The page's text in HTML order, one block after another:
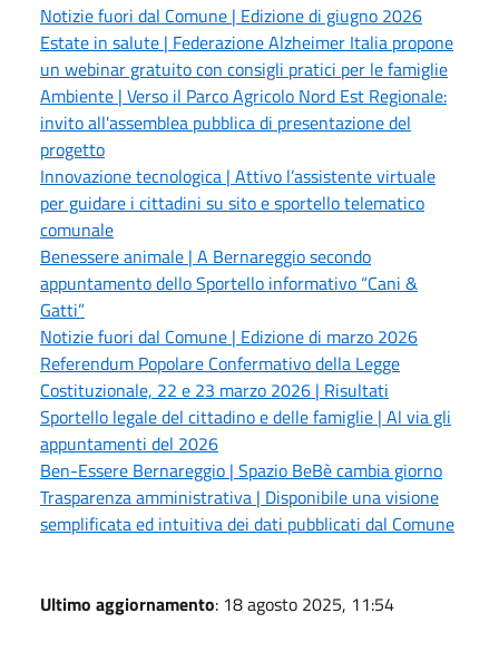
Notizie fuori dal Comune | Edizione di giugno 2026
Estate in salute | Federazione Alzheimer Italia propone
un webinar gratuito con consigli pratici per le famiglie
Ambiente | Verso il Parco Agricolo Nord Est Regionale:
invito all'assemblea pubblica di presentazione del
progetto
Innovazione tecnologica | Attivo l’assistente virtuale
per guidare i cittadini su sito e sportello telematico
comunale
Benessere animale | A Bernareggio secondo
appuntamento dello Sportello informativo “Cani &
Gatti”
Notizie fuori dal Comune | Edizione di marzo 2026
Referendum Popolare Confermativo della Legge
Costituzionale, 22 e 23 marzo 2026 | Risultati
Sportello legale del cittadino e delle famiglie | Al via gli
appuntamenti del 2026
Ben-Essere Bernareggio | Spazio BeBè cambia giorno
Trasparenza amministrativa | Disponibile una visione
semplificata ed intuitiva dei dati pubblicati dal Comune
Ultimo aggiornamento: 18 agosto 2025, 11:54